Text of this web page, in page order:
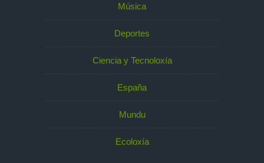
Música
Deportes
Ciencia y Tecnoloxía
España
Mundu
Ecoloxía